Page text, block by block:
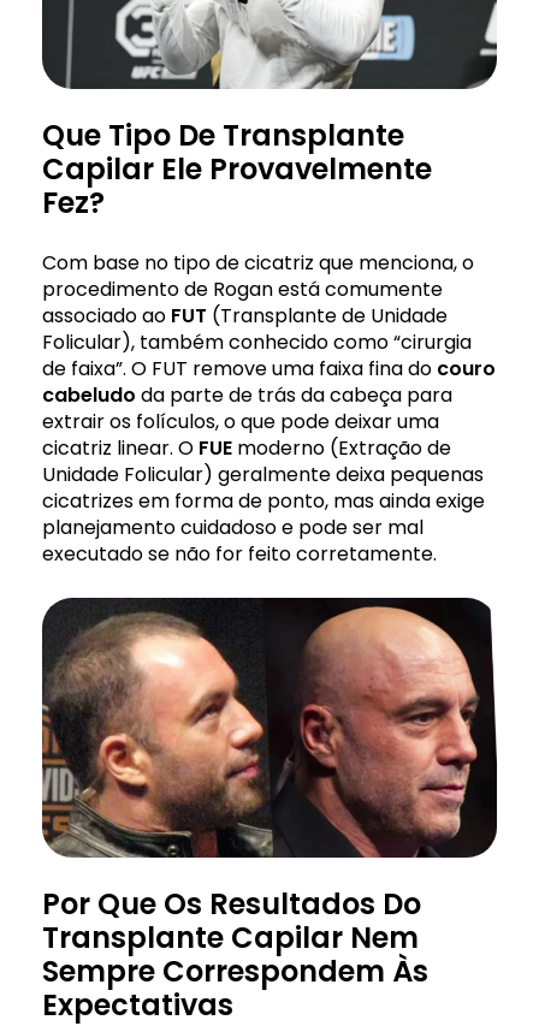
Que Tipo De Transplante
Capilar Ele Provavelmente
Fez?
Com base no tipo de cicatriz que menciona, o
procedimento de Rogan está comumente
associado ao FUT (Transplante de Unidade
Folicular), também conhecido como “cirurgia
de faixa”. O FUT remove uma faixa fina do couro
cabeludo da parte de trás da cabeça para
extrair os folículos, o que pode deixar uma
cicatriz linear. O FUE moderno (Extração de
Unidade Folicular) geralmente deixa pequenas
cicatrizes em forma de ponto, mas ainda exige
planejamento cuidadoso e pode ser mal
executado se não for feito corretamente.
Por Que Os Resultados Do
Transplante Capilar Nem
Sempre Correspondem Às
Expectativas